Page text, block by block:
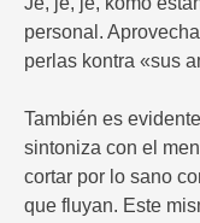
personal.
perlas kontra «sus
También es
sintoniza con el
cortar por lo sano
que fluyan. Este